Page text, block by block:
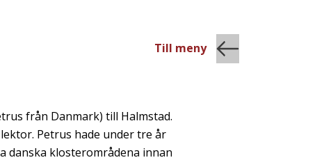
Till meny
från Danmark) till Halmstad.
Petrus hade under tre år
danska klosterområdena innan